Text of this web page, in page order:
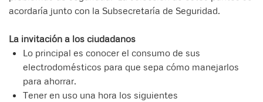
acordaría junto con la Subsecretaría de Seguridad.
La invitación a los ciudadanos
Lo principal es conocer el consumo de sus
electrodomésticos para que sepa cómo manejarlos
para ahorrar.
Tener en uso una hora los siguientes